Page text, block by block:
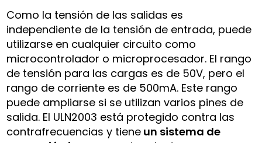
Como la tensión de las salidas es
independiente de la tensión de entrada, puede
utilizarse en cualquier circuito como
microcontrolador o microprocesador. El rango
de tensión para las cargas es de 50V, pero el
rango de corriente es de 500mA. Este rango
puede ampliarse si se utilizan varios pines de
salida. El ULN2003 está protegido contra las
contrafrecuencias y tiene un sistema de